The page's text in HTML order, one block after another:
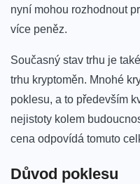
nyní mohou rozhodnout
více peněz.
Současný stav trhu je
trhu kryptoměn. Mnohé
poklesu, a to⁤ především
nejistoty kolem
cena odpovídá tomuto
Důvod poklesu